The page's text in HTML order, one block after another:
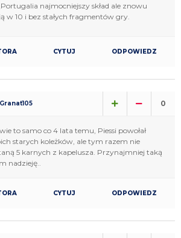
najmocniejszy skład ale znowu
w 10 i bez stałych fragmentów gry.
CYTUJ ODPOWIEDZ
Granat105 0
to samo co 4 lata temu, Piessi powołał
starych koleżków, ale tym razem nie
5 karnych z kapelusza. Przynajmniej taką
nadzieję..
CYTUJ ODPOWIEDZ